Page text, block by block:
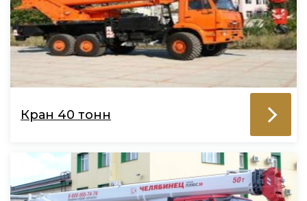
Кран 40 тонн